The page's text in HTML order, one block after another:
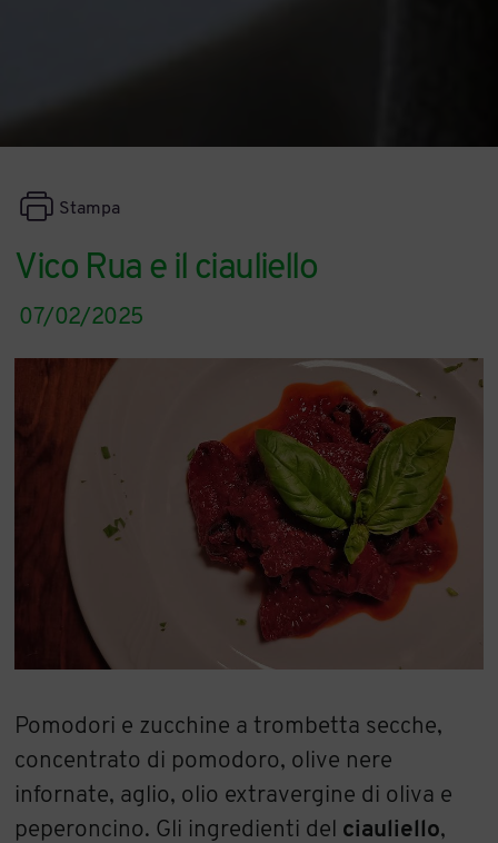
Vico Rua e il ciauliello
Stampa
07/02/2025
Pomodori e zucchine a trombetta secche,
concentrato di pomodoro, olive nere
infornate, aglio, olio extravergine di oliva e
peperoncino. Gli ingredienti del ciauliello,